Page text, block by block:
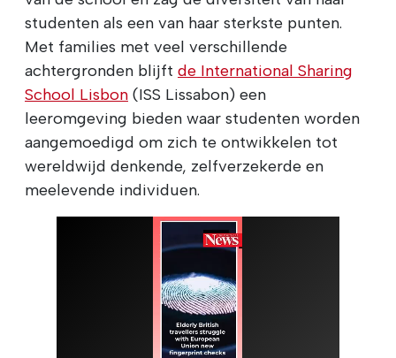
studenten als een van haar sterkste punten.
Met families met veel verschillende
achtergronden blijft de International Sharing
School Lisbon (ISS Lissabon) een
leeromgeving bieden waar studenten worden
aangemoedigd om zich te ontwikkelen tot
wereldwijd denkende, zelfverzekerde en
meelevende individuen.